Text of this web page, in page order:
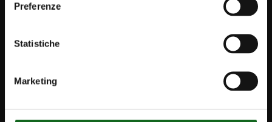
Preferenze
Statistiche
Marketing